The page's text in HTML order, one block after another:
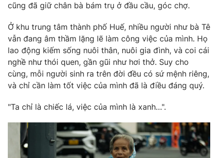
cũng đã giữ chân bà bám trụ ở đầu cầu, góc chợ.
Ở khu trung tâm thành phố Huế, nhiều người như bà Tê
vẫn đang âm thầm lặng lẽ làm công việc của mình. Họ
lao động kiếm sống nuôi thân, nuôi gia đình, và coi cái
nghề như thói quen, gần gũi như hơi thở. Suy cho
cùng, mỗi người sinh ra trên đời đều có sứ mệnh riêng,
và chỉ cần làm tốt việc của mình đã là điều đáng quý.
"Ta chỉ là chiếc lá, việc của mình là xanh…".